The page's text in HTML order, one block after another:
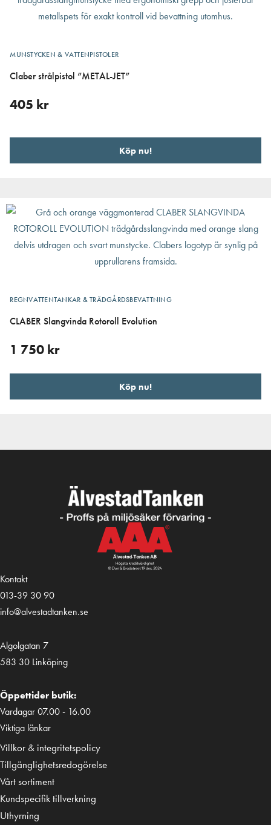
MUNSTYCKEN & VATTENPISTOLER
Claber strålpistol ”METAL-JET”
405 kr
Köp nu!
REGNVATTENTANKAR & TRÄDGÅRDSBEVATTNING
CLABER Slangvinda Rotoroll Evolution
1 750 kr
Köp nu!
Kontakt
013-39 30 90
info@alvestadtanken.se
Algolgatan 7
583 30 Linköping
Öppettider butik:
Vardagar 07.00 - 16.00
Viktiga länkar
Villkor & integritetspolicy
Tillgänglighetsredogörelse
Vårt sortiment
Kundspecifik tillverkning
Uthyrning